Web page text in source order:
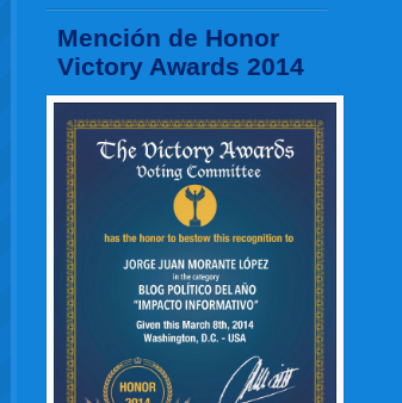
Mención de Honor
Victory Awards 2014